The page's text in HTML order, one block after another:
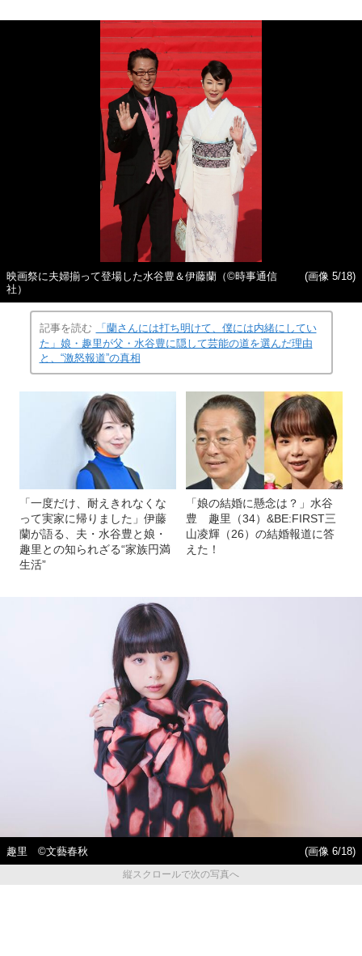
映画祭に夫婦揃って登場した水谷豊＆伊藤蘭（©時事通信
社）
(画像 5/18)
記事を読む
「蘭さんには打ち明けて、僕には内緒にしてい
た」娘・趣里が父・水谷豊に隠して芸能の道を選んだ理由
と、“激怒報道”の真相
「一度だけ、耐えきれなくな
って実家に帰りました」伊藤
蘭が語る、夫・水谷豊と娘・
趣里との知られざる“家族円満
生活”
「娘の結婚に懸念は？」水谷
豊 趣里（34）&BE:FIRST三
山凌輝（26）の結婚報道に答
えた！
趣里 ©︎文藝春秋
(画像 6/18)
縦スクロールで次の写真へ